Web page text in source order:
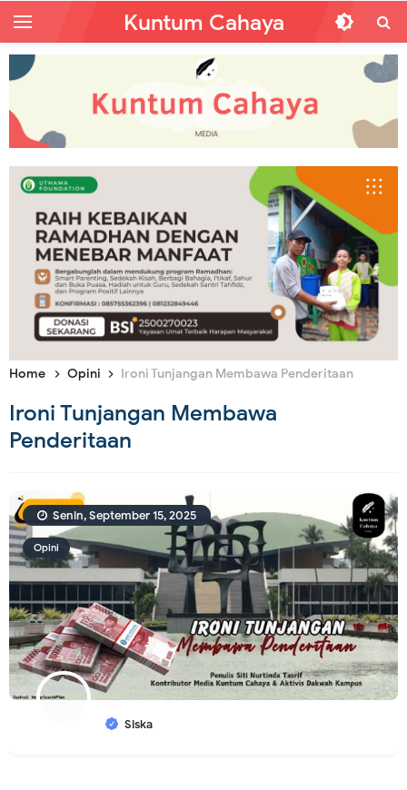
Kuntum Cahaya
Home Opini Ironi Tunjangan Membawa Penderitaan
Ironi Tunjangan Membawa
Penderitaan
Opini
Siska
Senin, September 15, 2025